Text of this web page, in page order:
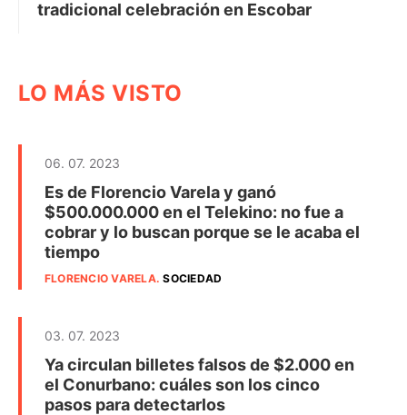
tradicional celebración en Escobar
LO MÁS VISTO
06. 07. 2023
Es de Florencio Varela y ganó
$500.000.000 en el Telekino: no fue a
cobrar y lo buscan porque se le acaba el
tiempo
FLORENCIO VARELA.SOCIEDAD
03. 07. 2023
Ya circulan billetes falsos de $2.000 en
el Conurbano: cuáles son los cinco
pasos para detectarlos